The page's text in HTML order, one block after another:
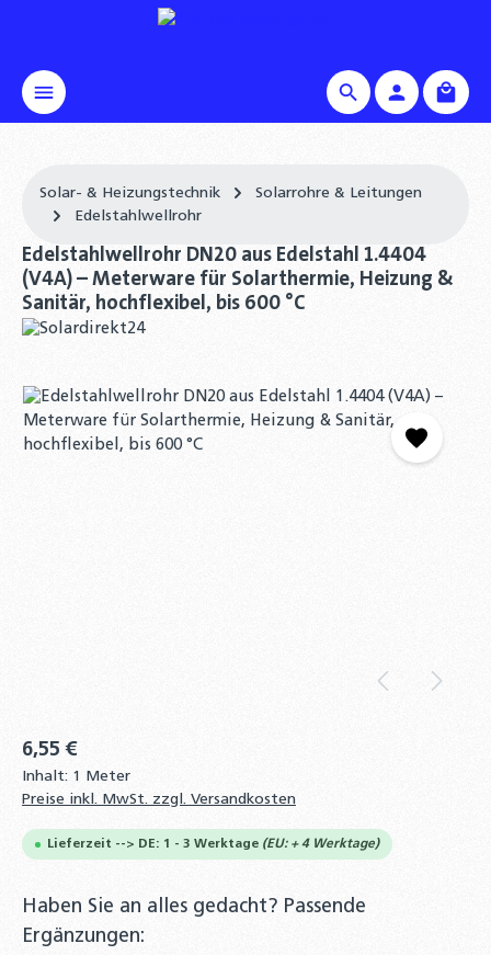
Solar- & Heizungstechnik
Solarrohre & Leitungen
Edelstahlwellrohr
Edelstahlwellrohr DN20 aus Edelstahl 1.4404
(V4A) – Meterware für Solarthermie, Heizung &
Sanitär, hochflexibel, bis 600 °C
Bildergalerie überspringen
6,55 €
Inhalt: 1 Meter
Preise inkl. MwSt. zzgl. Versandkosten
Lieferzeit --> DE: 1 - 3 Werktage (EU: + 4 Werktage)
Haben Sie an alles gedacht? Passende
Ergänzungen: